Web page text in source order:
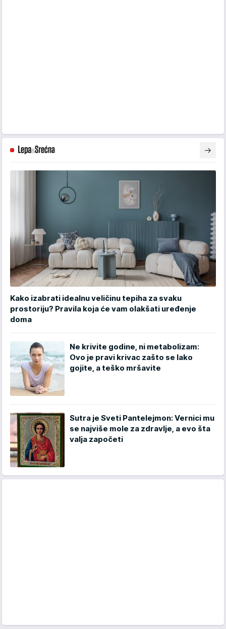
Kako izabrati idealnu veličinu tepiha za svaku
prostoriju? Pravila koja će vam olakšati uređenje
doma
Ne krivite godine, ni metabolizam:
Ovo je pravi krivac zašto se lako
gojite, a teško mršavite
Sutra je Sveti Pantelejmon: Vernici mu
se najviše mole za zdravlje, a evo šta
valja započeti